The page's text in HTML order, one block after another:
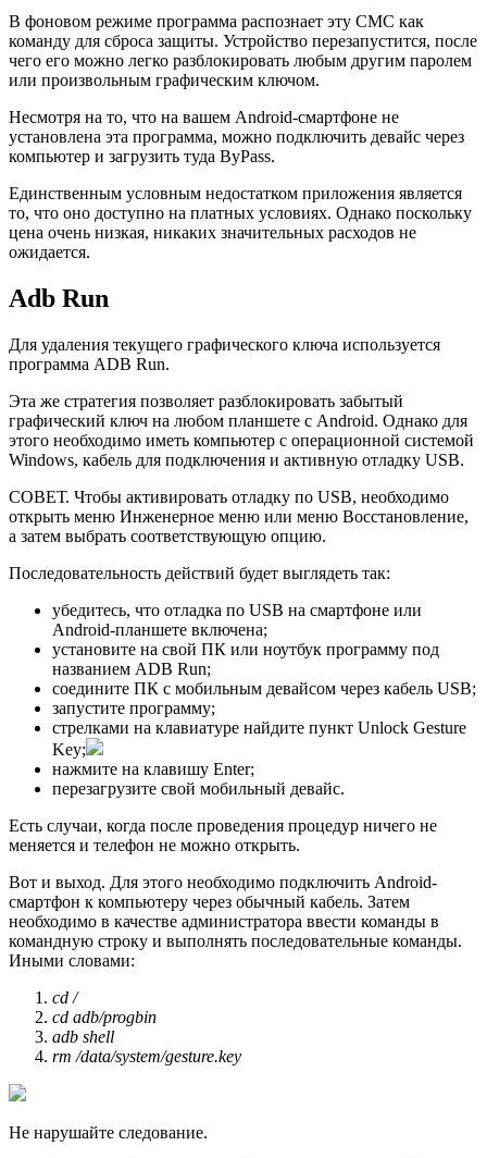
В фоновом режиме программа распознает эту СМС как
команду для сброса защиты. Устройство перезапустится, после
чего его можно легко разблокировать любым другим паролем
или произвольным графическим ключом.
Несмотря на то, что на вашем Android-смартфоне не
установлена эта программа, можно подключить девайс через
компьютер и загрузить туда ByPass.
Единственным условным недостатком приложения является
то, что оно доступно на платных условиях. Однако поскольку
цена очень низкая, никаких значительных расходов не
ожидается.
Adb Run
Для удаления текущего графического ключа используется
программа ADB Run.
Эта же стратегия позволяет разблокировать забытый
графический ключ на любом планшете с Android. Однако для
этого необходимо иметь компьютер с операционной системой
Windows, кабель для подключения и активную отладку USB.
СОВЕТ. Чтобы активировать отладку по USB, необходимо
открыть меню Инженерное меню или меню Восстановление,
а затем выбрать соответствующую опцию.
Последовательность действий будет выглядеть так:
убедитесь, что отладка по USB на смартфоне или
Android-планшете включена;
установите на свой ПК или ноутбук программу под
названием ADB Run;
соедините ПК с мобильным девайсом через кабель USB;
запустите программу;
стрелками на клавиатуре найдите пункт Unlock Gesture
Key;
нажмите на клавишу Enter;
перезагрузите свой мобильный девайс.
Есть случаи, когда после проведения процедур ничего не
меняется и телефон не можно открыть.
Вот и выход. Для этого необходимо подключить Android-
смартфон к компьютеру через обычный кабель. Затем
необходимо в качестве администратора ввести команды в
командную строку и выполнять последовательные команды.
Иными словами:
cd /
cd adb/progbin
adb shell
rm /data/system/gesture.key
Не нарушайте следование.